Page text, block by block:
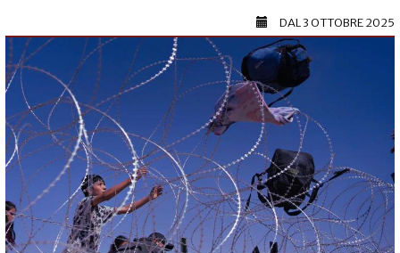
DAL3 OTTOBRE 2025